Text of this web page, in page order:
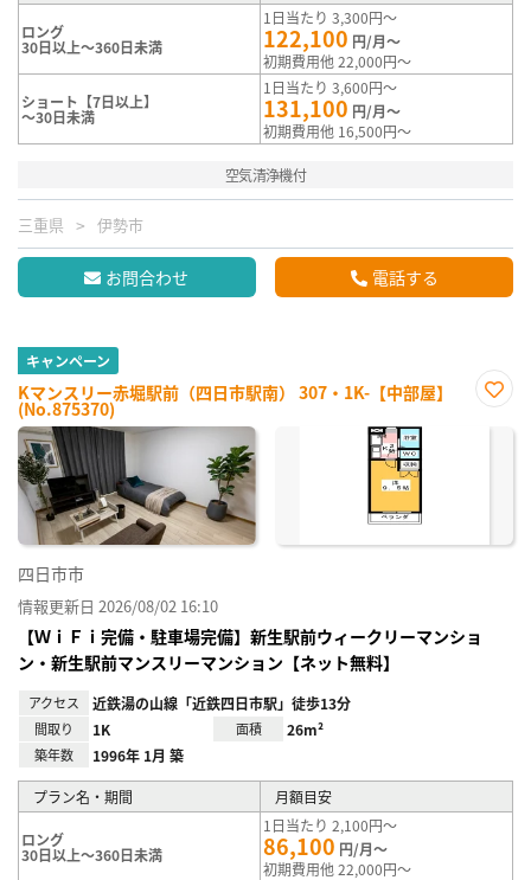
ロング
30日以上～360日未満
1日当たり 3,300円～
122,100 円/月～
初期費用他 22,000円～
ショート【7日以上】
～30日未満
1日当たり 3,600円～
131,100 円/月～
初期費用他 16,500円～
空気清浄機付
三重県 伊勢市
お問合わせ 電話する
キャンペーン
Kマンスリー赤堀駅前（四日市駅南） 307・1K-【中部屋】
(No.875370)
に入
四日市市
情報更新日 2026/08/02 16:10
【ＷｉＦｉ完備・駐車場完備】新生駅前ウィークリーマンショ
ン・新生駅前マンスリーマンション【ネット無料】
アクセス 近鉄湯の山線「近鉄四日市駅」徒歩13分
間取り 1K 面積 26m²
築年数 1996年 1月 築
プラン名・期間 月額目安
ロング
30日以上～360日未満
1日当たり 2,100円～
86,100 円/月～
初期費用他 22,000円～